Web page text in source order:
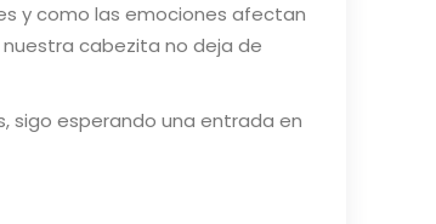
y como las emociones afectan
cabezita no deja de
sigo esperando una entrada en